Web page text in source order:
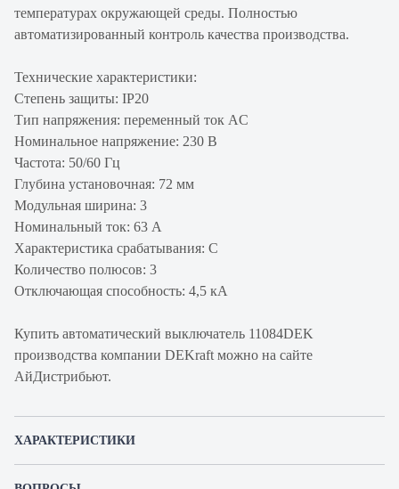
температурах окружающей среды. Полностью
автоматизированный контроль качества производства.
Технические характеристики:
Степень защиты: IP20
Тип напряжения: переменный ток AC
Номинальное напряжение: 230 В
Частота: 50/60 Гц
Глубина установочная: 72 мм
Модульная ширина: 3
Номинальный ток: 63 А
Характеристика срабатывания: C
Количество полюсов: 3
Отключающая способность: 4,5 кА
Купить автоматический выключатель 11084DEK
производства компании DEKraft можно на сайте
АйДистрибьют.
ХАРАКТЕРИСТИКИ